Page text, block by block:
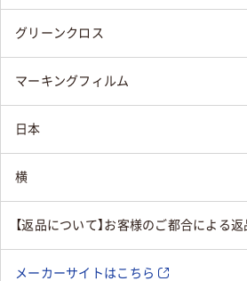
グリーンクロス
マーキングフィルム
日本
横
【返品について】お客様のご都合による
メーカーサイトはこちら